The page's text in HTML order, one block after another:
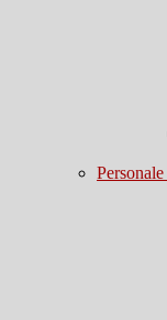
Personale